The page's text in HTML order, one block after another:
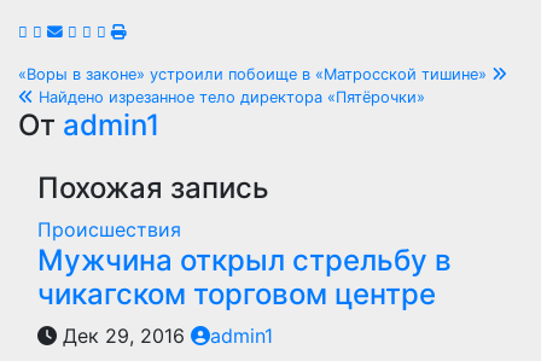
Навигация
по
записям
«Воры в законе» устроили побоище в «Матросской тишине»
Найдено изрезанное тело директора «Пятёрочки»
От admin1
Похожая запись
Происшествия
Мужчина открыл стрельбу в
чикагском торговом центре
Дек 29, 2016
admin1